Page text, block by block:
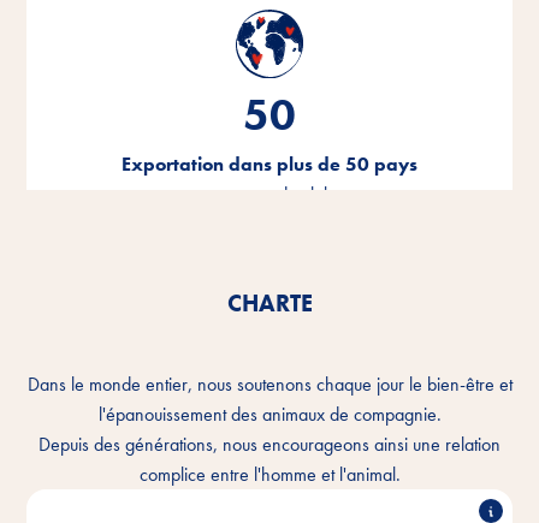
50
Exportation dans plus de 50 pays
tout autour du globe
CHARTE
Dans le monde entier, nous soutenons chaque jour le bien-être et
l'épanouissement des animaux de compagnie.
Depuis des générations, nous encourageons ainsi une relation
complice entre l'homme et l'animal.